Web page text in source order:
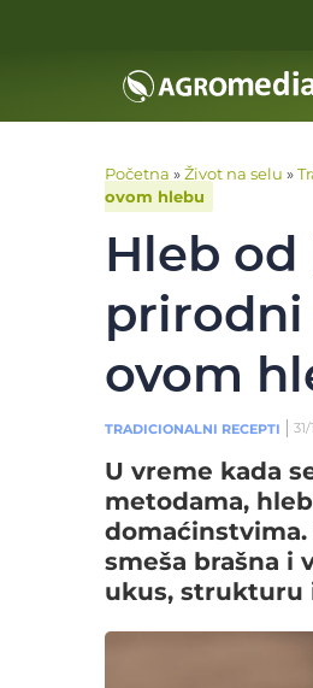
Početna »Život na selu »
ovom hlebu
Hleb
prirodni
ovom
TRADICIONALNI RECEPTI
U vreme kada
metodama,
smeša brašna i
ukus,